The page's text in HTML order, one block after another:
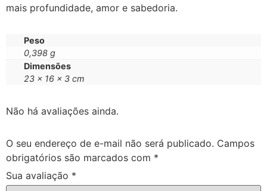
mais profundidade, amor e sabedoria.
Peso
0,398 g
Dimensões
23 × 16 × 3 cm
Não há avaliações ainda.
O seu endereço de e-mail não será publicado. Campos
obrigatórios são marcados com *
Sua avaliação *